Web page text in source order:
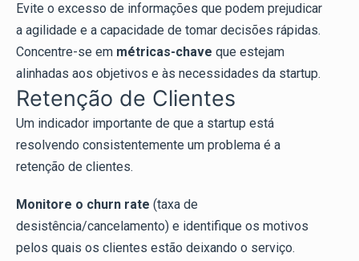
Evite o excesso de informações que podem prejudicar
a agilidade e a capacidade de tomar decisões rápidas.
Concentre-se em métricas-chave que estejam
alinhadas aos objetivos e às necessidades da startup.
Retenção de Clientes
Um indicador importante de que a startup está
resolvendo consistentemente um problema é a
retenção de clientes.
Monitore o churn rate (taxa de
desistência/cancelamento) e identifique os motivos
pelos quais os clientes estão deixando o serviço.